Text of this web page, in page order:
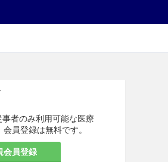
者のみ利用可能な医療
員登録は無料です。
会員登録